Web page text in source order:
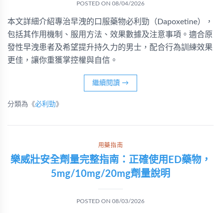
POSTED ON 08/04/2026
本文詳細介紹專治早洩的口服藥物必利勁（Dapoxetine），
包括其作用機制、服用方法、效果數據及注意事項。適合原
發性早洩患者及希望提升持久力的男士，配合行為訓練效果
更佳，讓你重獲掌控權與自信。
繼續閱讀 →
分類為《必利勁》
用藥指南
樂威壯安全劑量完整指南：正確使用ED藥物，
5mg/10mg/20mg劑量說明
POSTED ON 08/03/2026